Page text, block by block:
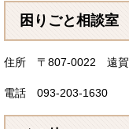
困りごと相談室
住所 〒807-0022 遠賀
電話 093-203-1630